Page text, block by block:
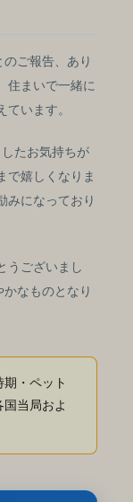
ご報告、あり
住まいで一緒に
います。
たお気持ちが
で嬉しくなりま
みになっており
うございまし
なものとなり
・ペット
当局およ